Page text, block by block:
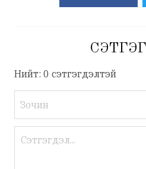
Нийт: 0 сэтгэгдэлтэй